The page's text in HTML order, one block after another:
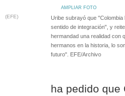
AMPLIAR FOTO
(EFE)
Uribe subrayó que
sentido de integración", y
hermandad una realidad con
hermanos en la historia, lo
futuro". EFE/Archivo
ha pedido que